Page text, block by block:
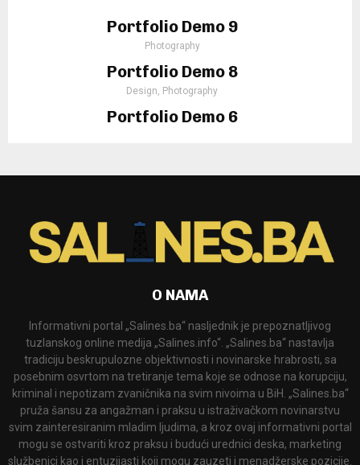
Portfolio Demo 9
Photography
Portfolio Demo 8
Design, Photography
Portfolio Demo 6
O NAMA
Informativni portal „Salines.ba“ nasljednik je prepoznatljivog
tuzlanskog online medija „Salines.info“. „Salines.ba“ nastavlja
tradiciju beskrupulozne objektivnosti i novinarske hrabrosti, sa
posebnim osvrtom na tretiranje tema koje se odnose na korupciju,
kriminal i nepotizam zvaničnika na svim nivoima u BiH. „Salines.ba“
pruža šansu za angažman i praksu u istraživačkom novinarstvu
svim zainteresiranim mladim ljudima, a kroz ovaj informativni portal
mogu se ostvariti kroz praksu i budući urednici deska, marketing
službenici kao i entuzijasti koji mogu zauzeti i menadžerske pozicije.